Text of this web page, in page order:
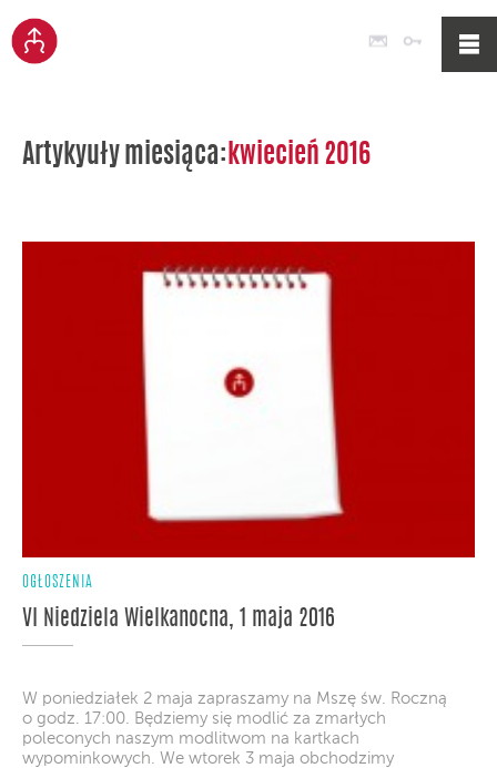
Poczta
Artykyuły miesiąca: kwiecień 2016
OGŁOSZENIA
VI Niedziela Wielkanocna, 1 maja 2016
W poniedziałek 2 maja zapraszamy na Mszę św. Roczną
o godz. 17:00. Będziemy się modlić za zmarłych
poleconych naszym modlitwom na kartkach
wypominkowych. We wtorek 3 maja obchodzimy